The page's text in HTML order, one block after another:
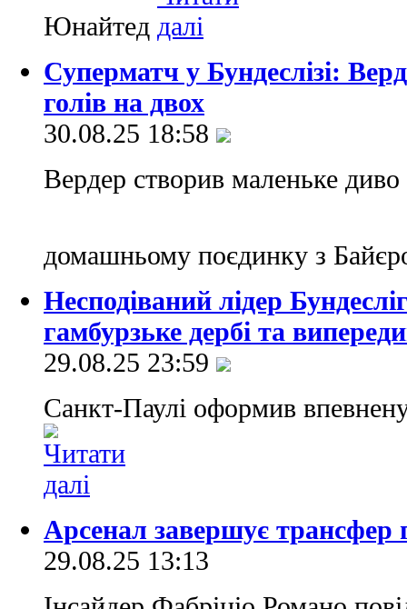
Юнайтед
Суперматч у Бундеслізі:
голів на двох
30.08.25 18:58
Вердер створив маленьке
домашньому поєдинку з
Несподіваний лідер
гамбурзьке дербі та
29.08.25 23:59
Санкт-Паулі оформив
Арсенал завершує трансфер
29.08.25 13:13